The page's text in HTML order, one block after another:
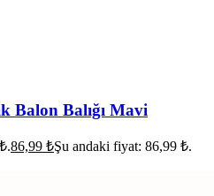
Balon Balığı Mavi
86,99 ₺Şu andaki fiyat: 86,99 ₺.